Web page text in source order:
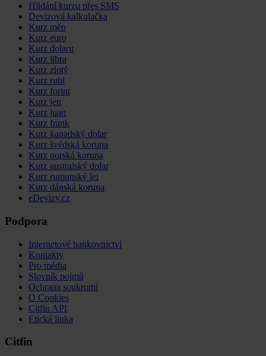
Hlídání kurzu přes SMS
Devizová kalkulačka
Kurz měn
Kurz euro
Kurz dolaru
Kurz libra
Kurz zlotý
Kurz rubl
Kurz forint
Kurz jen
Kurz juan
Kurz frank
Kurz kanadský dolar
Kurz švédská koruna
Kurz norská koruna
Kurz australský dolar
Kurz rumunský lei
Kurz dánská koruna
eDevizy.cz
Podpora
Internetové bankovnictví
Kontakty
Pro média
Slovník pojmů
Ochrana soukromí
O Cookies
Citfin API
Etická linka
Citfin